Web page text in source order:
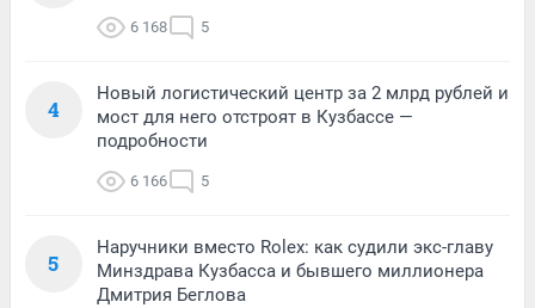
6 168 5
4
Новый логистический центр за 2 млрд рублей и
мост для него отстроят в Кузбассе —
подробности
6 166 5
5
Наручники вместо Rolex: как судили экс-главу
Минздрава Кузбасса и бывшего миллионера
Дмитрия Беглова